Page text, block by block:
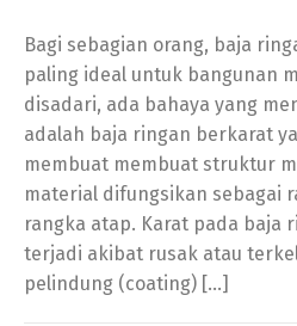
Bagi sebagian orang, baja
paling ideal untuk bangunan
disadari, ada bahaya yang
adalah baja ringan berkarat
membuat membuat struktur
material difungsikan sebagai
rangka atap. Karat pada baja
terjadi akibat rusak atau
pelindung (coating) […]